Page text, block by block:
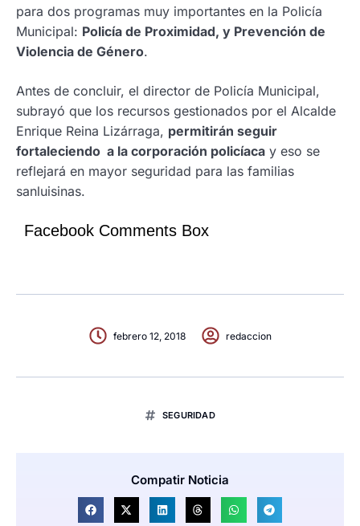
para dos programas muy importantes en la Policía
Municipal: Policía de Proximidad, y Prevención de
Violencia de Género.
Antes de concluir, el director de Policía Municipal,
subrayó que los recursos gestionados por el Alcalde
Enrique Reina Lizárraga, permitirán seguir
fortaleciendo a la corporación policíaca y eso se
reflejará en mayor seguridad para las familias
sanluisinas.
Facebook Comments Box
febrero 12, 2018 redaccion
SEGURIDAD
Compatir Noticia